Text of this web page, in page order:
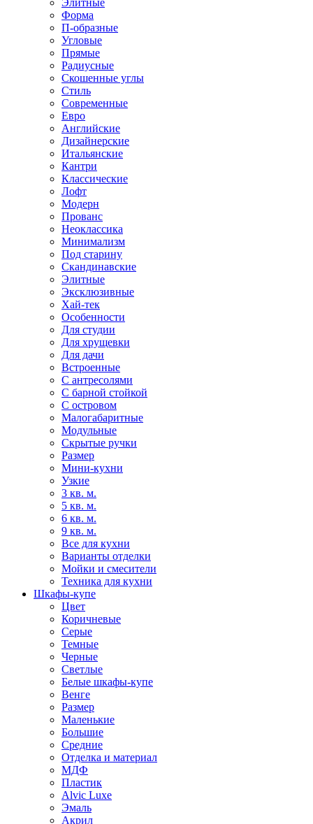
Элитные
Форма
П-образные
Угловые
Прямые
Радиусные
Скошенные углы
Стиль
Современные
Евро
Английские
Дизайнерские
Итальянские
Кантри
Классические
Лофт
Модерн
Прованс
Неоклассика
Минимализм
Под старину
Скандинавские
Элитные
Эксклюзивные
Хай-тек
Особенности
Для студии
Для хрущевки
Для дачи
Встроенные
С антресолями
С барной стойкой
С островом
Малогабаритные
Модульные
Скрытые ручки
Размер
Мини-кухни
Узкие
3 кв. м.
5 кв. м.
6 кв. м.
9 кв. м.
Все для кухни
Варианты отделки
Мойки и смесители
Техника для кухни
Шкафы-купе
Цвет
Коричневые
Серые
Темные
Черные
Светлые
Белые шкафы-купе
Венге
Размер
Маленькие
Большие
Средние
Отделка и материал
МДФ
Пластик
Alvic Luxe
Эмаль
Акрил